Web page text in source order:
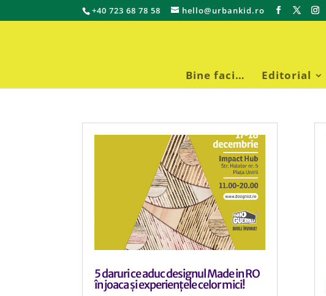
+40 723 68 78 58 hello@urbankid.ro
Bine faci… Editorial
5 daruri ce aduc designul Made in RO
în joaca și experiențele celor mici!